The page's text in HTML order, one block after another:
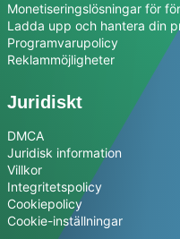
Monetiseringslösningar för
Ladda upp och hantera din
Programvarupolicy
Reklammöjligheter
Juridiskt
DMCA
Juridisk information
Villkor
Integritetspolicy
Cookiepolicy
Cookie-inställningar